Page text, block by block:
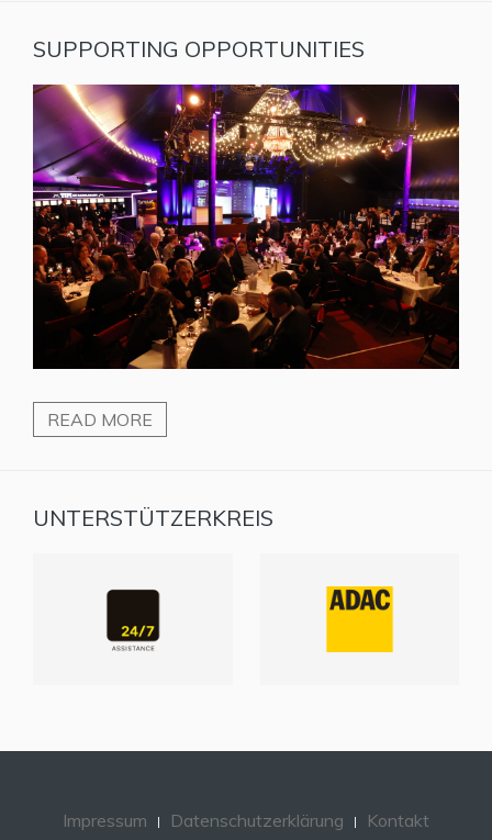
SUPPORTING OPPORTUNITIES
READ MORE
UNTERSTÜTZERKREIS
Home